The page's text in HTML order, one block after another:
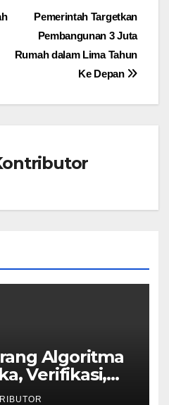
Pemerintah Targetkan
Pembangunan 3 Juta
Rumah dalam Lima Tahun
Ke Depan
Algoritma
Verifikasi,